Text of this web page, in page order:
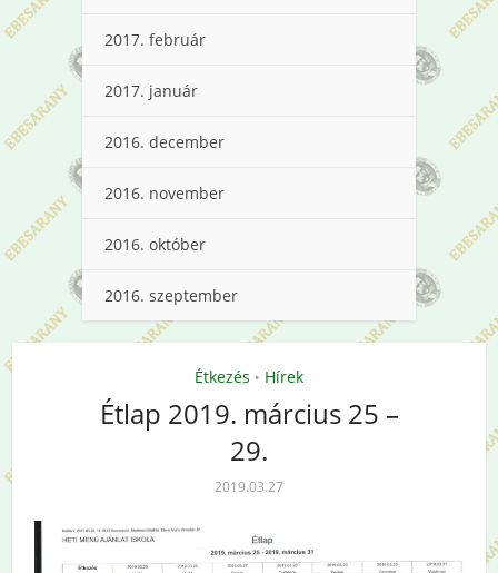
2017. február
2017. január
2016. december
2016. november
2016. október
2016. szeptember
Étkezés • Hírek
Étlap 2019. március 25 –
29.
2019.03.27